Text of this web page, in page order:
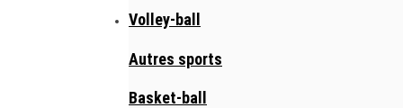
Volley-ball
Autres sports
Basket-ball